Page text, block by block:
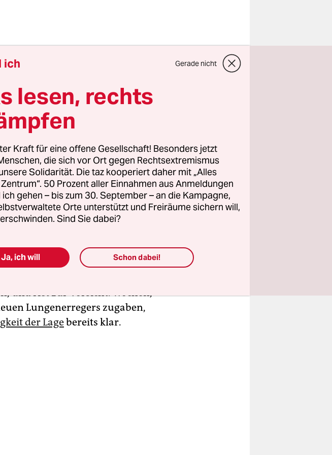
in Wuhan besucht, erlebt
überprüfen
auf den Smartphones
heiße Nudeln mit
dass hier genau vor einem
erlag. Auf seinem Weibo-
gedenken jedoch unzählige
„Die Geschichte und das Volk
ein User. Ein anderer meint:
Chinesen.“
33-Jährige internationale
seine Studienkollegen aus
einer privaten Wechat-Gruppe
und riet zur Vorsicht. Wochen,
Lungenerregers zugaben,
der Lagebereits klar.
ich Gerade nicht
lesen, rechts
Kraft für eine offene Gesellschaft! Besonders jetzt
die sich vor Ort gegen Rechtsextremismus
Solidarität. Die taz kooperiert daher mit „Alles
50 Prozent aller Einnahmen aus Anmeldungen
ich gehen – bis zum 30. September – an die Kampagne,
Orte unterstützt und Freiräume sichern will,
Sind Sie dabei?
Ja, ich will Schon dabei!